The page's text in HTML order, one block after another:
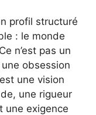
profil structuré
: le monde
n’est pas un
obsession
une vision
une rigueur
une exigence